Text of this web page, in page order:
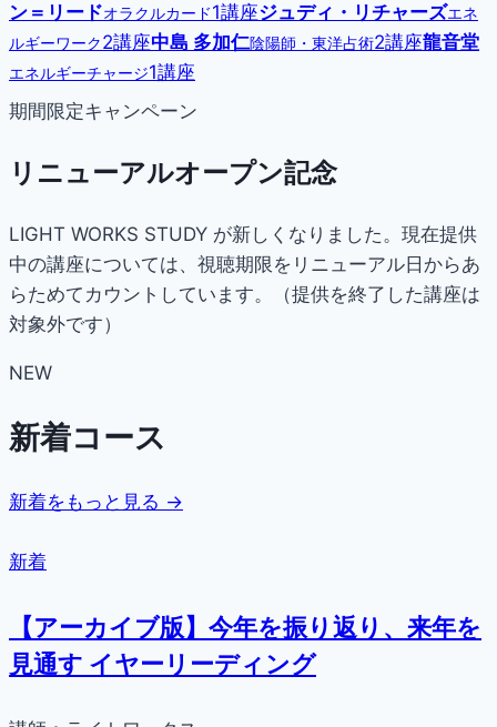
ン＝リードオラクルカード1講座ジュディ・リチャーズエネ
ルギーワーク2講座中島 多加仁陰陽師・東洋占術2講座龍音堂
エネルギーチャージ1講座
期間限定キャンペーン
リニューアルオープン記念
LIGHT WORKS STUDY が新しくなりました。現在提供
中の講座については、視聴期限をリニューアル日からあ
らためてカウントしています。（提供を終了した講座は
対象外です）
NEW
新着コース
新着をもっと見る →
新着
【アーカイブ版】今年を振り返り、来年を
見通す イヤーリーディング